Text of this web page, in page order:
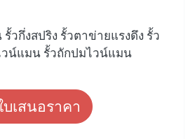
วกึ่งสปริง รั้วตาข่ายแรงดึง รั้ว
วน์แมน รั้วถักปมไวน์แมน
เสนอราคา